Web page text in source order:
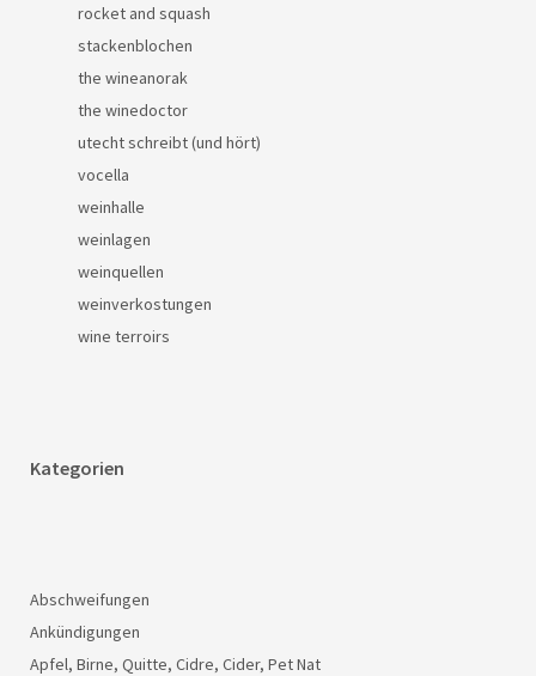
rocket and squash
stackenblochen
the wineanorak
the winedoctor
utecht schreibt (und hört)
vocella
weinhalle
weinlagen
weinquellen
weinverkostungen
wine terroirs
Kategorien
Abschweifungen
Ankündigungen
Apfel, Birne, Quitte, Cidre, Cider, Pet Nat